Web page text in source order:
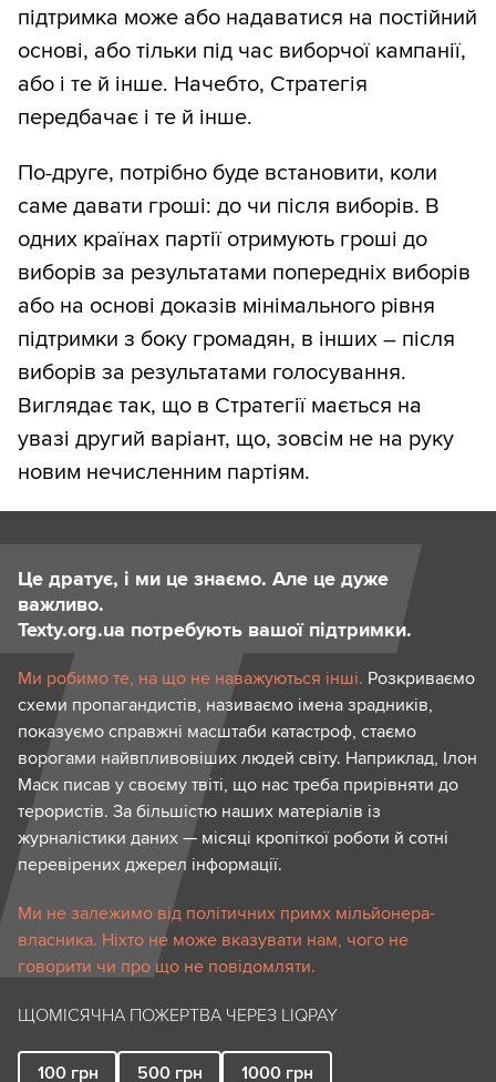
підтримка може або надаватися на постійний
основі, або тільки під час виборчої кампанії,
або і те й інше. Начебто, Стратегія
передбачає і те й інше.
По-друге, потрібно буде встановити, коли
саме давати гроші: до чи після виборів. В
одних країнах партії отримують гроші до
виборів за результатами попередніх виборів
або на основі доказів мінімального рівня
підтримки з боку громадян, в інших – після
виборів за результатами голосування.
Виглядає так, що в Стратегії мається на
увазі другий варіант, що, зовсім не на руку
новим нечисленним партіям.
Це дратує, і ми це знаємо. Але це дуже
важливо.
Texty.org.ua потребують вашої підтримки.
Ми робимо те, на що не наважуються інші. Розкриваємо
схеми пропагандистів, називаємо імена зрадників,
показуємо справжні масштаби катастроф, стаємо
ворогами найвпливовіших людей світу. Наприклад, Ілон
Маск писав у своєму твіті, що нас треба прирівняти до
терористів. За більшістю наших матеріалів із
журналістики даних — місяці кропіткої роботи й сотні
перевірених джерел інформації.
Ми не залежимо від політичних примх мільйонера-
власника. Ніхто не може вказувати нам, чого не
говорити чи про що не повідомляти.
ЩОМІСЯЧНА ПОЖЕРТВА ЧЕРЕЗ LIQPAY
100 грн 500 грн 1000 грн